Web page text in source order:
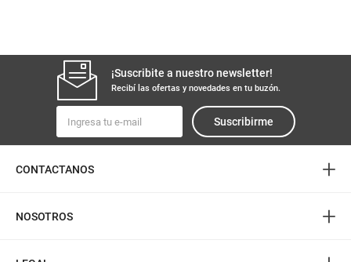
¡Suscribite a nuestro newsletter!
Recibí las ofertas y novedades en tu buzón.
Suscribirme
CONTACTANOS +
NOSOTROS +